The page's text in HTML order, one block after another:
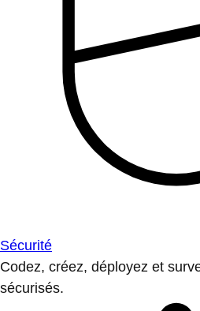
Sécurité
Codez, créez, déployez et
sécurisés.